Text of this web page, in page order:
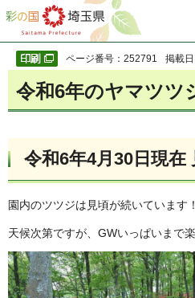
彩の国 埼玉県
ページ番号：252791 掲載
令和6年のヤマツツ
令和6年4月30日現在
園内のツツジは見頃が続いています
天候次第ですが、GWいっぱいまで